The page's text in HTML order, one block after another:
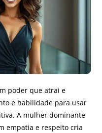
poder que atrai e
e habilidade para usar
A mulher dominante
empatia e respeito cria